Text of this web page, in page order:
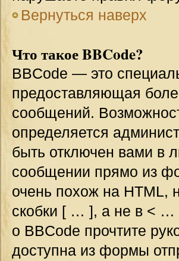
Вернуться наверх
Что такое BBCode?
BBCode — это
предоставляющая
сообщений.
определяется
быть отключен вами
сообщении прямо из
очень похож на HTML,
скобки [ … ], а не в < …
о BBCode прочтите
доступна из формы